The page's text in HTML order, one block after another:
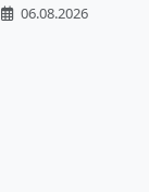
06.08.2026